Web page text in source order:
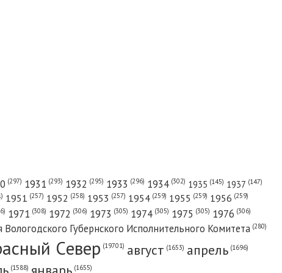
(297) 1931 (293) 1932 (295) 1933 (296) 1934 (302) 1935 (145) 1937 (147)
1951 (257) 1952 (258) 1953 (257) 1954 (259) 1955 (259) 1956 (259)
1971 (308) 1972 (306) 1973 (305) 1974 (305) 1975 (305) 1976 (306)
Вологодского Губернского Исполнительного Комитета (280)
Cевер (19701) август (1653) апрель (1696)
(1588) (1655)